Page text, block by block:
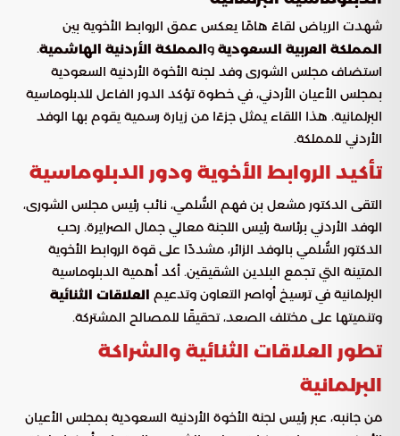
شهدت الرياض لقاءً هامًا يعكس عمق الروابط الأخوية بين
المملكة العربية السعودية والمملكة الأردنية الهاشمية.
استضاف مجلس الشورى وفد لجنة الأخوة الأردنية السعودية
بمجلس الأعيان الأردني، في خطوة تؤكد الدور الفاعل للدبلوماسية
البرلمانية. هذا اللقاء يمثل جزءًا من زيارة رسمية يقوم بها الوفد
الأردني للمملكة.
تأكيد الروابط الأخوية ودور الدبلوماسية
التقى الدكتور مشعل بن فهم السُّلمي، نائب رئيس مجلس الشورى،
الوفد الأردني برئاسة رئيس اللجنة معالي جمال الصرايرة. رحب
الدكتور السُّلمي بالوفد الزائر، مشددًا على قوة الروابط الأخوية
المتينة التي تجمع البلدين الشقيقين. أكد أهمية الدبلوماسية
البرلمانية في ترسيخ أواصر التعاون وتدعيم العلاقات الثنائية
وتنميتها على مختلف الصعد، تحقيقًا للمصالح المشتركة.
تطور العلاقات الثنائية والشراكة
البرلمانية
من جانبه، عبر رئيس لجنة الأخوة الأردنية السعودية بمجلس الأعيان